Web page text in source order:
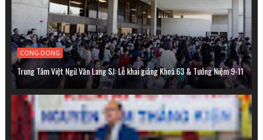
CONG-DONG
Trung Tâm Việt Ngữ Văn Lang SJ: Lễ khai giảng Khoá 63 & Tưởng Niệm 9-11